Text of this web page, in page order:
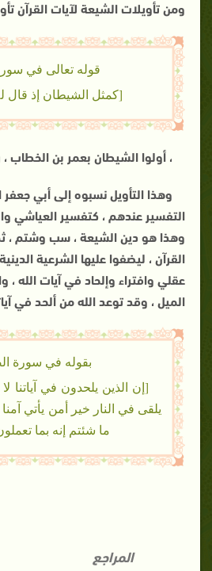
ومن تأويلات الشيعة لآيات القرآن
قوله تعالى في
[كمثل الشيطان إذ قال
، أولوا الشيطان بعمر بن الخطاب
وهذا التأويل نسبوه إلى أبي
التفسير عندهم ، كتفسير العياشي
وهذا هو دين الشيعة ، سب وشتم ،
القرآن ، ليضفوا عليها الشرعية
عقلي وافتراء وإلحاد في آيات الله ،
الميل ، وقد توعد الله من ألحد في
بقوله في سورة
[إن الذين يلحدون في آياتنا
يلقى في النار خير أمن يأتي آمنا
ما شئتم إنه بما
المراجع